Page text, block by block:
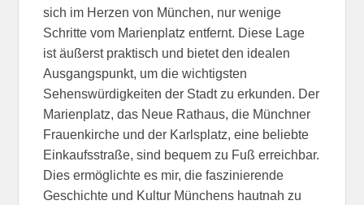
sich im Herzen von München, nur wenige
Schritte vom Marienplatz entfernt. Diese Lage
ist äußerst praktisch und bietet den idealen
Ausgangspunkt, um die wichtigsten
Sehenswürdigkeiten der Stadt zu erkunden. Der
Marienplatz, das Neue Rathaus, die Münchner
Frauenkirche und der Karlsplatz, eine beliebte
Einkaufsstraße, sind bequem zu Fuß erreichbar.
Dies ermöglichte es mir, die faszinierende
Geschichte und Kultur Münchens hautnah zu